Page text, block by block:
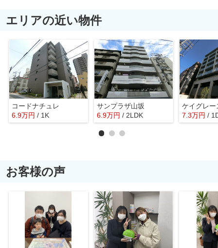
エリアの近い物件
コードナチュレ
6.9万円 / 1K
サンプラザ山坂
6.9万円 / 2LDK
ケイグレー
7.3万円 /
お客様の声